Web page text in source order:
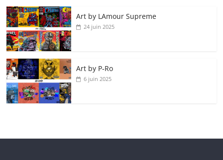
Art by LAmour Supreme
24 juin 2025
Art by P‑Ro
6 juin 2025